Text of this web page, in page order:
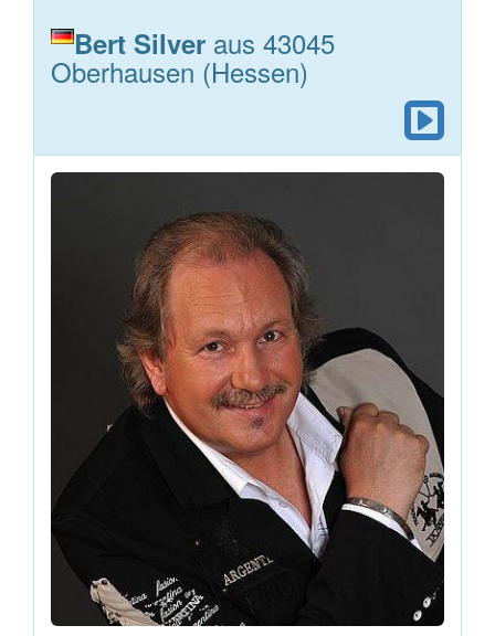
Bert Silver aus 43045
Oberhausen (Hessen)